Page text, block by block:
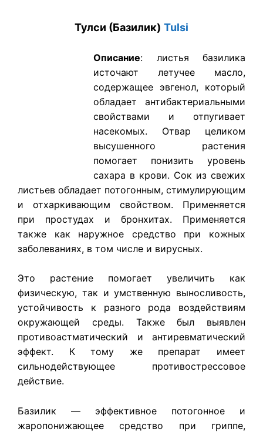
Тулси (Базилик) Tulsi
Описание: листья базилика
источают летучее масло,
содержащее эвгенол, который
обладает антибактериальными
свойствами и отпугивает
насекомых. Отвар целиком
высушенного растения
помогает понизить уровень
сахара в крови. Сок из свежих
листьев обладает потогонным, стимулирующим
и отхаркивающим свойством. Применяется
при простудах и бронхитах. Применяется
также как наружное средство при кожных
заболеваниях, в том числе и вирусных.
Это растение помогает увеличить как
физическую, так и умственную выносливость,
устойчивость к разного рода воздействиям
окружающей среды. Также был выявлен
противоастматический и антиревматический
эффект. К тому же препарат имеет
сильнодействующее противострессовое
действие.
Базилик — эффективное потогонное и
жаропонижающее средство при гриппе,